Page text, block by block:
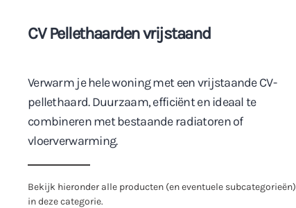
CV Pellethaarden vrijstaand
Verwarm je hele woning met een vrijstaande CV-
pellethaard. Duurzaam, efficiënt en ideaal te
combineren met bestaande radiatoren of
vloerverwarming.
Bekijk hieronder alle producten (en eventuele subcategorieën)
in deze categorie.